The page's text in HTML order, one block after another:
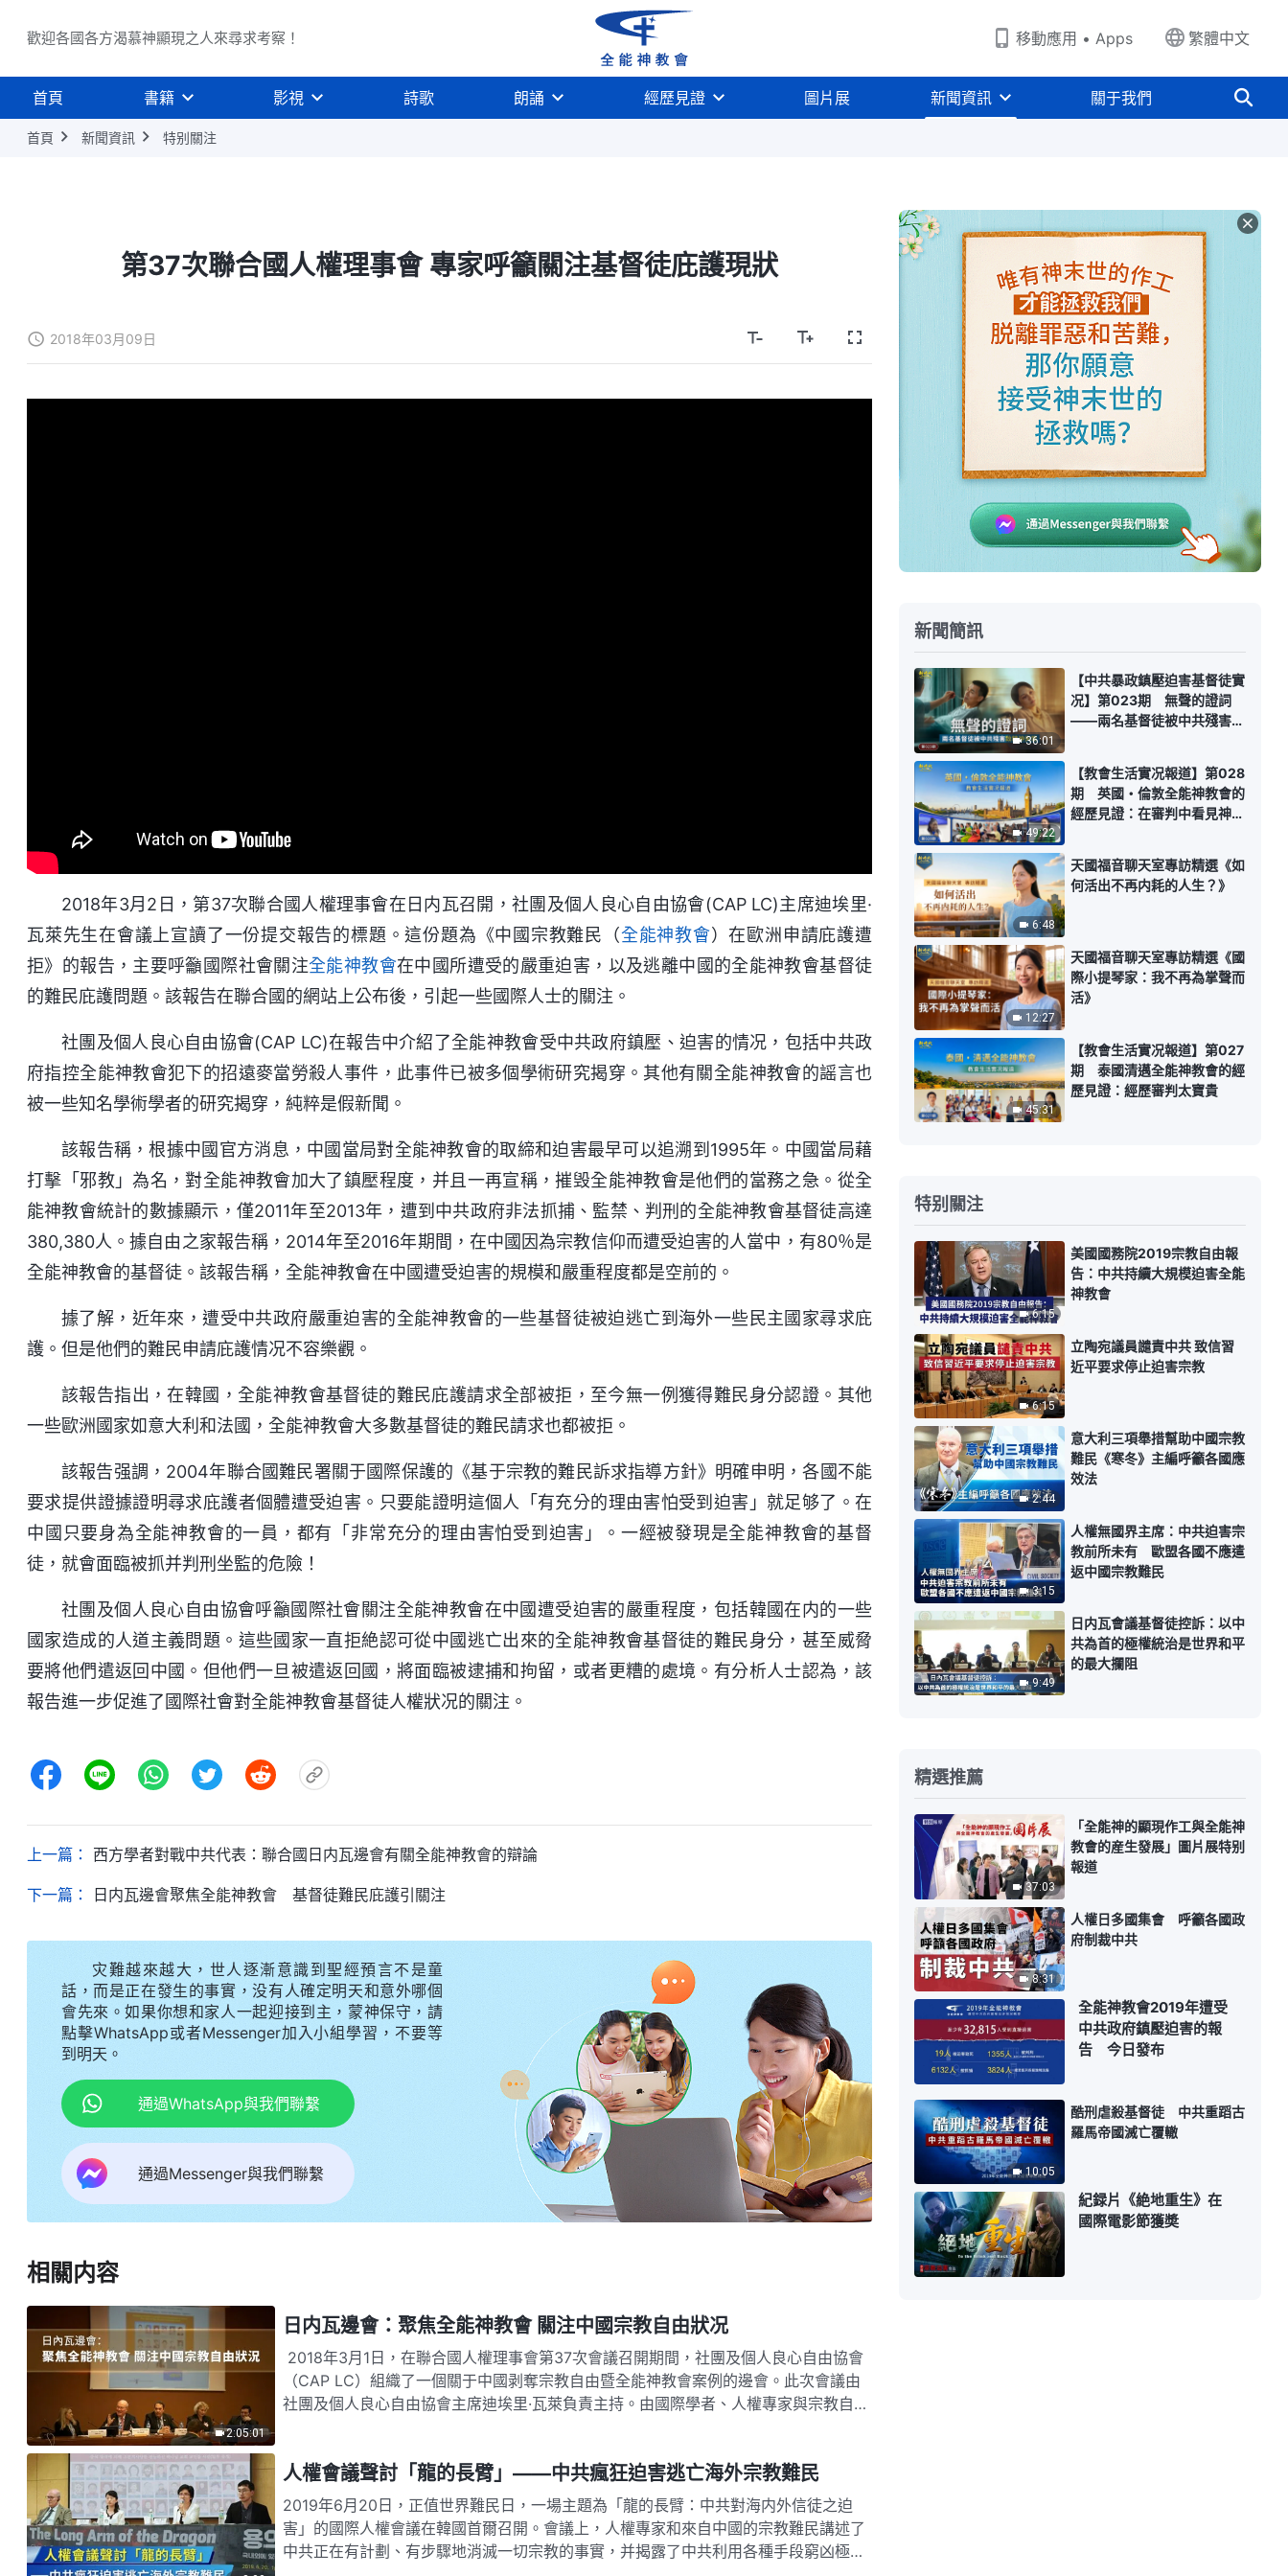
歡迎各國各方渴慕神顯現之人來尋求考察！ 移動應用 • Apps 繁體中文
首頁 書籍 影視 詩歌 朗誦 經歷見證 圖片展 新聞資訊 關于我們
首頁 新聞資訊 特别關注
第37次聯合國人權理事會 專家呼籲關注基督徒庇護現狀
2018年03月09日
2018年3月2日，第37次聯合國人權理事會在日内瓦召開，社團及個人良心自由協會(CAP LC)主席迪埃里·
瓦萊先生在會議上宣讀了一份提交報告的標題。這份題為《中國宗教難民（全能神教會）在歐洲申請庇護遭
拒》的報告，主要呼籲國際社會關注全能神教會在中國所遭受的嚴重迫害，以及逃離中國的全能神教會基督徒
的難民庇護問題。該報告在聯合國的網站上公布後，引起一些國際人士的關注。
社團及個人良心自由協會(CAP LC)在報告中介紹了全能神教會受中共政府鎮壓、迫害的情况，包括中共政
府指控全能神教會犯下的招遠麥當勞殺人事件，此事件已被多個學術研究揭穿。其他有關全能神教會的謡言也
被一些知名學術學者的研究揭穿，純粹是假新聞。
該報告稱，根據中國官方消息，中國當局對全能神教會的取締和迫害最早可以追溯到1995年。中國當局藉
打擊「邪教」為名，對全能神教會加大了鎮壓程度，并且一再宣稱，摧毁全能神教會是他們的當務之急。從全
能神教會統計的數據顯示，僅2011年至2013年，遭到中共政府非法抓捕、監禁、判刑的全能神教會基督徒高達
380,380人。據自由之家報告稱，2014年至2016年期間，在中國因為宗教信仰而遭受迫害的人當中，有80％是
全能神教會的基督徒。該報告稱，全能神教會在中國遭受迫害的規模和嚴重程度都是空前的。
據了解，近年來，遭受中共政府嚴重迫害的全能神教會的一些基督徒被迫逃亡到海外一些民主國家尋求庇
護。但是他們的難民申請庇護情况不容樂觀。
該報告指出，在韓國，全能神教會基督徒的難民庇護請求全部被拒，至今無一例獲得難民身分認證。其他
一些歐洲國家如意大利和法國，全能神教會大多數基督徒的難民請求也都被拒。
該報告强調，2004年聯合國難民署關于國際保護的《基于宗教的難民訴求指導方針》明確申明，各國不能
要求提供證據證明尋求庇護者個體遭受迫害。只要能證明這個人「有充分的理由害怕受到迫害」就足够了。在
中國只要身為全能神教會的一員，都有「非常充分的理由害怕受到迫害」。一經被發現是全能神教會的基督
徒，就會面臨被抓并判刑坐監的危險！
社團及個人良心自由協會呼籲國際社會關注全能神教會在中國遭受迫害的嚴重程度，包括韓國在内的一些
國家造成的人道主義問題。這些國家一直拒絶認可從中國逃亡出來的全能神教會基督徒的難民身分，甚至威脅
要將他們遣返回中國。但他們一旦被遣返回國，將面臨被逮捕和拘留，或者更糟的處境。有分析人士認為，該
報告進一步促進了國際社會對全能神教會基督徒人權狀况的關注。
上一篇： 西方學者對戰中共代表：聯合國日内瓦邊會有關全能神教會的辯論
下一篇： 日内瓦邊會聚焦全能神教會 基督徒難民庇護引關注
灾難越來越大，世人逐漸意識到聖經預言不是童
話，而是正在發生的事實，没有人確定明天和意外哪個
會先來。如果你想和家人一起迎接到主，蒙神保守，請
點擊WhatsApp或者Messenger加入小組學習，不要等
到明天。
通過WhatsApp與我們聯繫
通過Messenger與我們聯繫
相關内容
2:05:01
日内瓦邊會：聚焦全能神教會 關注中國宗教自由狀况
2018年3月1日，在聯合國人權理事會第37次會議召開期間，社團及個人良心自由協會
（CAP LC）組織了一個關于中國剥奪宗教自由暨全能神教會案例的邊會。此次會議由
社團及個人良心自由協會主席迪埃里·瓦萊負責主持。由國際學者、人權專家與宗教自由
人權會議聲討「龍的長臂」——中共瘋狂迫害逃亡海外宗教難民
2019年6月20日，正值世界難民日，一場主題為「龍的長臂：中共對海内外信徒之迫
害」的國際人權會議在韓國首爾召開。會議上，人權專家和來自中國的宗教難民講述了
中共正在有計劃、有步驟地消滅一切宗教的事實，并揭露了中共利用各種手段窮凶極惡
新聞簡訊
36:01
【中共暴政鎮壓迫害基督徒實
况】第023期 無聲的證詞
——兩名基督徒被中共殘害致
49:22
【教會生活實况報道】第028
期 英國・倫敦全能神教會的
經歷見證：在審判中看見神的
6:48
天國福音聊天室專訪精選《如
何活出不再内耗的人生？》
12:27
天國福音聊天室專訪精選《國
際小提琴家：我不再為掌聲而
活》
45:31
【教會生活實况報道】第027
期 泰國清邁全能神教會的經
歷見證：經歷審判太寶貴
特别關注
6:15
美國國務院2019宗教自由報
告：中共持續大規模迫害全能
神教會
6:15
立陶宛議員譴責中共 致信習
近平要求停止迫害宗教
2:44
意大利三項舉措幫助中國宗教
難民《寒冬》主編呼籲各國應
效法
3:15
人權無國界主席：中共迫害宗
教前所未有 歐盟各國不應遣
返中國宗教難民
9:49
日内瓦會議基督徒控訴：以中
共為首的極權統治是世界和平
的最大攔阻
精選推薦
37:03
「全能神的顯現作工與全能神
教會的産生發展」圖片展特别
報道
8:31
人權日多國集會 呼籲各國政
府制裁中共
全能神教會2019年遭受
中共政府鎮壓迫害的報
告 今日發布
10:05
酷刑虐殺基督徒 中共重蹈古
羅馬帝國滅亡覆轍
紀録片《絶地重生》在
國際電影節獲奬